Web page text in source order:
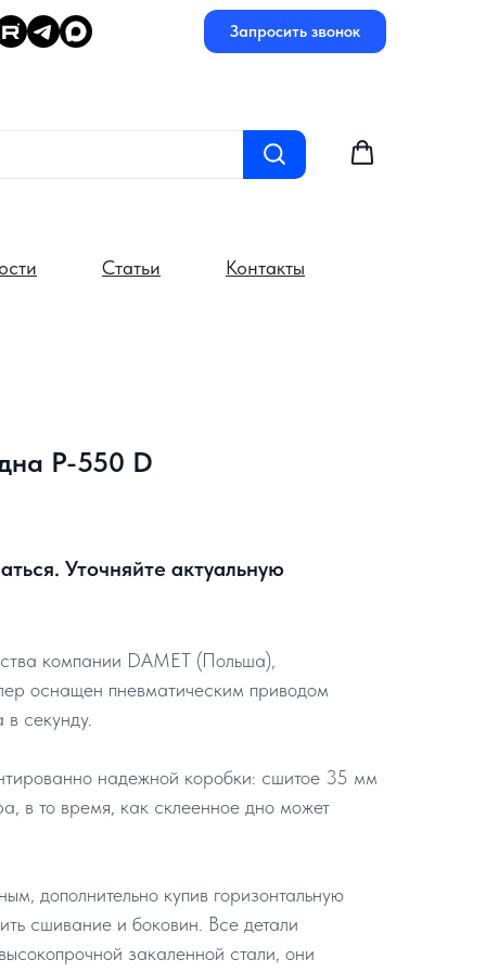
Запросить звонок
Статьи Контакты
P-550 D
Уточняйте актуальную
компании DAMET (Польша),
оснащен пневматическим приводом
секунду.
надежной коробки: сшитое 35 мм
в то время, как склеенное дно может
дополнительно купив горизонтальную
сшивание и боковин. Все детали
закаленной стали, они